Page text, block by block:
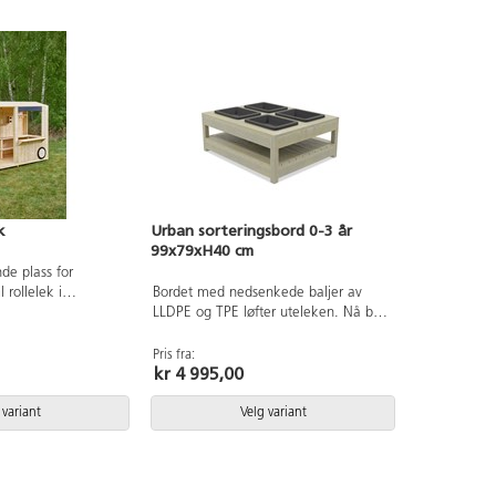
plass for
rollelek i
i sin egen lille
vår er
hyller
gir gode
variant
Urban sorteringsbord 0-3 år
99x79xH40 cm
Bordet med nedsenkede baljer av
LLDPE og TPE løfter uteleken. Nå blir
sand og vann. Barna kan øve på
samarbeid, sortering, figurlek etc.
Pris fra:
kr 4 995,00
Velg variant